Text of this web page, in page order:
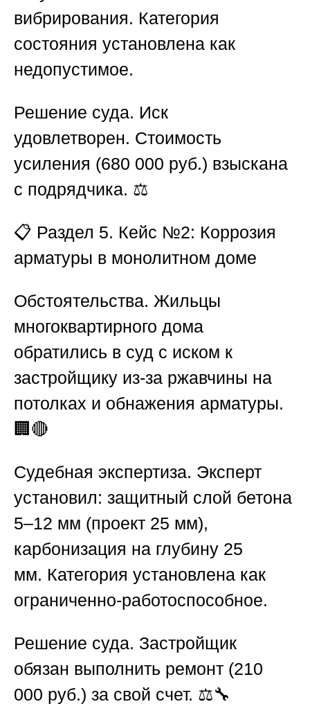
вибрирования. Категория
состояния установлена как
недопустимое.
Решение суда. Иск
удовлетворен. Стоимость
усиления (680 000 руб.) взыскана
с подрядчика. ⚖️
📋 Раздел 5. Кейс №2: Коррозия
арматуры в монолитном доме
Обстоятельства. Жильцы
многоквартирного дома
обратились в суд с иском к
застройщику из-за ржавчины на
потолках и обнажения арматуры.
🏢🔴
Судебная экспертиза. Эксперт
установил: защитный слой бетона
5–12 мм (проект 25 мм),
карбонизация на глубину 25
мм. Категория установлена как
ограниченно-работоспособное.
Решение суда. Застройщик
обязан выполнить ремонт (210
000 руб.) за свой счет. ⚖️🔧